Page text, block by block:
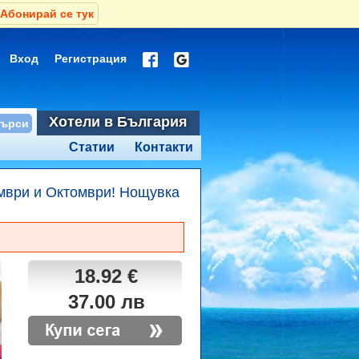
Абонирай се тук
Вход Регистрация
Хотели в България
Контакти
Статии
и Октомври! Нощувка
18.92 €
37.00 лв